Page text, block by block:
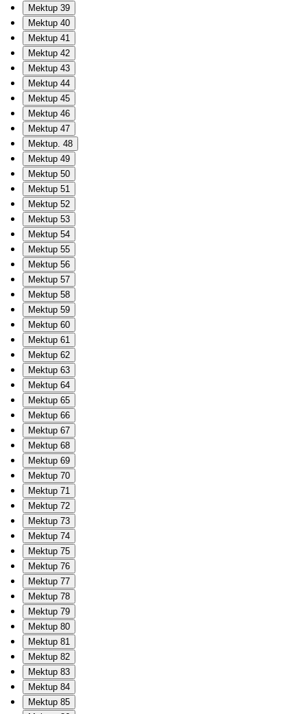
Mektup 39
Mektup 40
Mektup 41
Mektup 42
Mektup 43
Mektup 44
Mektup 45
Mektup 46
Mektup 47
Mektup. 48
Mektup 49
Mektup 50
Mektup 51
Mektup 52
Mektup 53
Mektup 54
Mektup 55
Mektup 56
Mektup 57
Mektup 58
Mektup 59
Mektup 60
Mektup 61
Mektup 62
Mektup 63
Mektup 64
Mektup 65
Mektup 66
Mektup 67
Mektup 68
Mektup 69
Mektup 70
Mektup 71
Mektup 72
Mektup 73
Mektup 74
Mektup 75
Mektup 76
Mektup 77
Mektup 78
Mektup 79
Mektup 80
Mektup 81
Mektup 82
Mektup 83
Mektup 84
Mektup 85